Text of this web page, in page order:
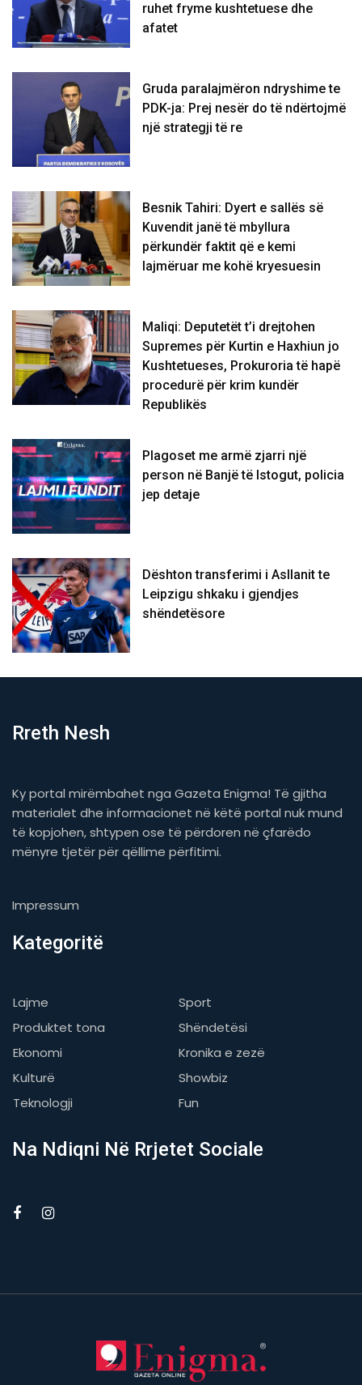
ruhet fryme kushtetuese dhe
afatet
Gruda paralajmëron ndryshime te
PDK-ja: Prej nesër do të ndërtojmë
një strategji të re
Besnik Tahiri: Dyert e sallës së
Kuvendit janë të mbyllura
përkundër faktit që e kemi
lajmëruar me kohë kryesuesin
Maliqi: Deputetët t’i drejtohen
Supremes për Kurtin e Haxhiun jo
Kushtetueses, Prokuroria të hapë
procedurë për krim kundër
Republikës
Plagoset me armë zjarri një
person në Banjë të Istogut, policia
jep detaje
Dështon transferimi i Asllanit te
Leipzigu shkaku i gjendjes
shëndetësore
Rreth Nesh
Ky portal mirëmbahet nga Gazeta Enigma! Të gjitha
materialet dhe informacionet në këtë portal nuk mund
të kopjohen, shtypen ose të përdoren në çfarëdo
mënyre tjetër për qëllime përfitimi.
Impressum
Kategoritë
Lajme
Sport
Produktet tona
Shëndetësi
Ekonomi
Kronika e zezë
Kulturë
Showbiz
Teknologji
Fun
Na Ndiqni Në Rrjetet Sociale